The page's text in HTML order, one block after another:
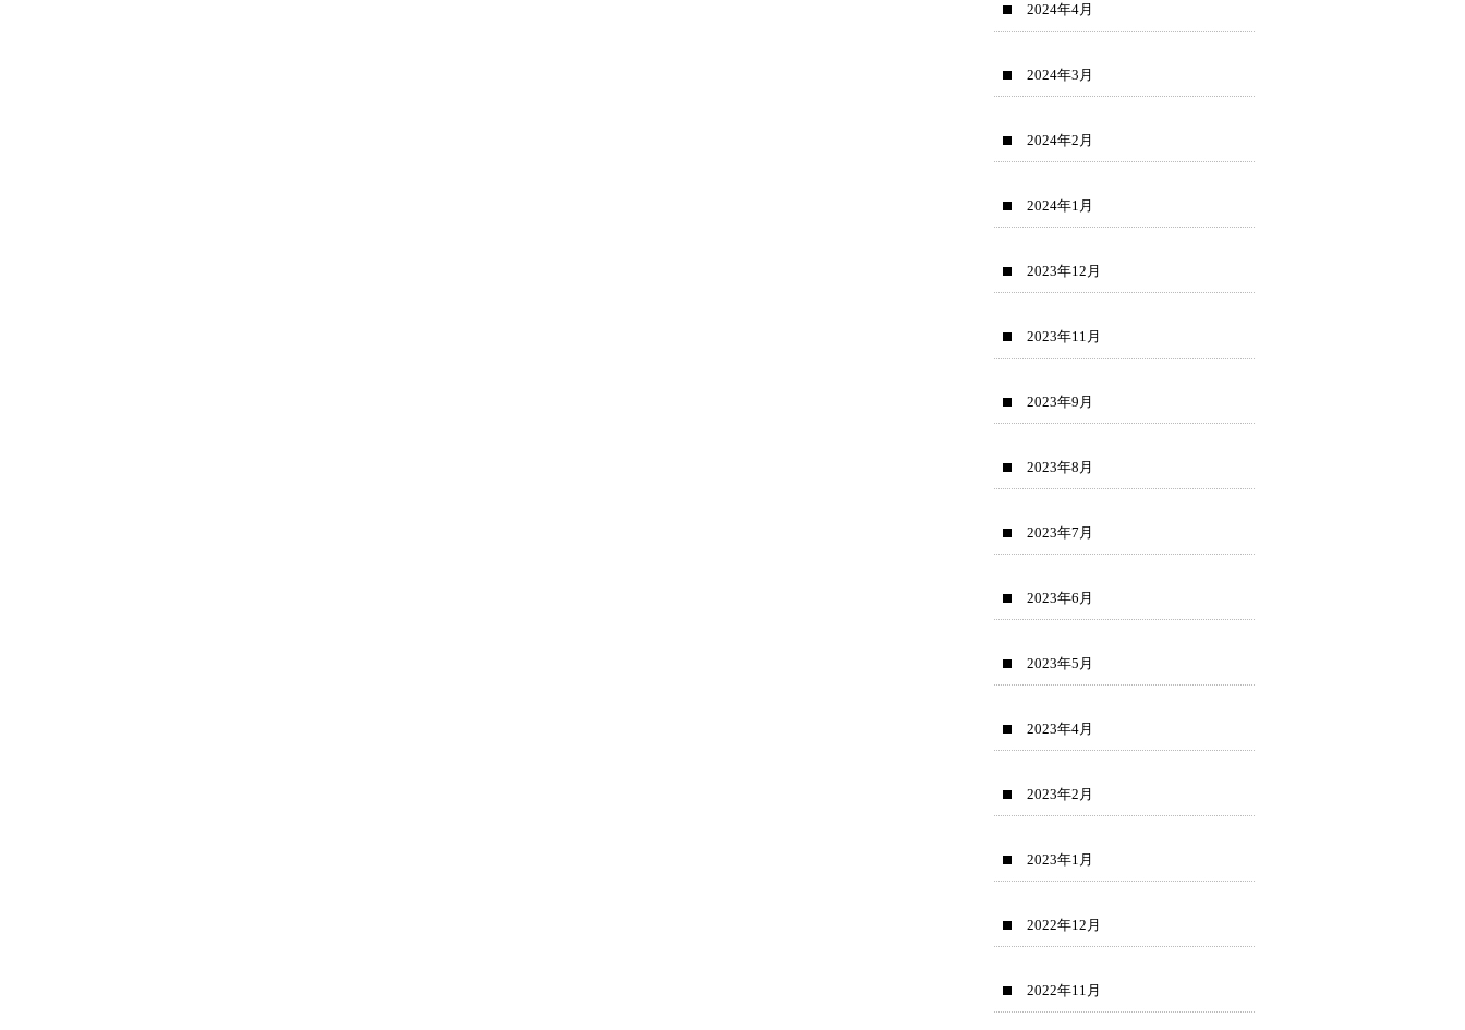
2024年4月
2024年3月
2024年2月
2024年1月
2023年12月
2023年11月
2023年9月
2023年8月
2023年7月
2023年6月
2023年5月
2023年4月
2023年2月
2023年1月
2022年12月
2022年11月